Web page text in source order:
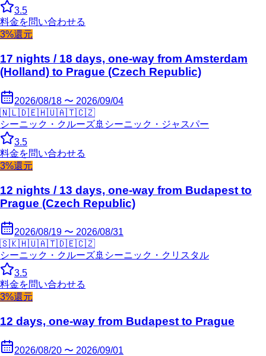
3.5
料金を問い合わせる
3%還元
17 nights / 18 days, one-way from Amsterdam
(Holland) to Prague (Czech Republic)
2026/08/18 〜 2026/09/04
🇳🇱🇩🇪🇭🇺🇦🇹🇨🇿
シーニック・クルーズ🚢 シーニック・ジャスパー
3.5
料金を問い合わせる
3%還元
12 nights / 13 days, one-way from Budapest to
Prague (Czech Republic)
2026/08/19 〜 2026/08/31
🇸🇰🇭🇺🇦🇹🇩🇪🇨🇿
シーニック・クルーズ🚢 シーニック・クリスタル
3.5
料金を問い合わせる
3%還元
12 days, one-way from Budapest to Prague
2026/08/20 〜 2026/09/01